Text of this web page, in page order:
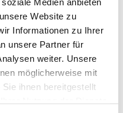
Website zu
Informationen zu Ihrer
unsere Partner für
weiter. Unsere
möglicherweise mit
ihnen bereitgestellt
der Schiesstag
2024, verlegt, anstatt
im Schiesssport
Hans-Peter
Ennetmoos
2023 im Liegend-